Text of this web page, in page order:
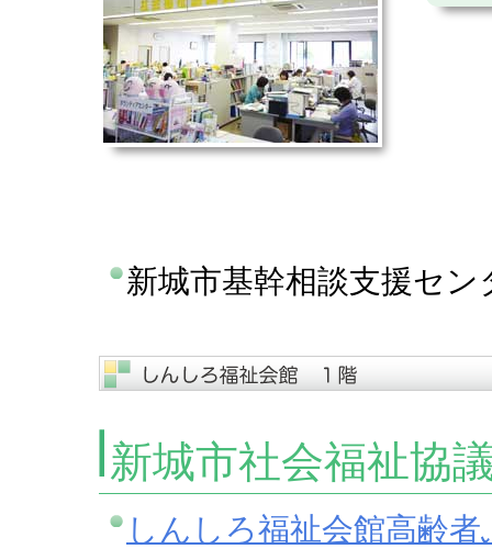
新城市基幹相談支援セ
新城市社会福祉協
しんしろ福祉会館高齢